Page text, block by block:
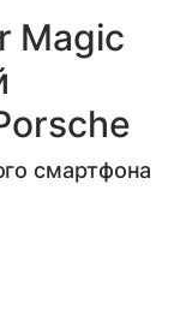
Magic
смартфона